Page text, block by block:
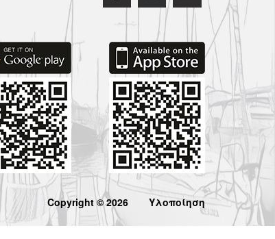
Copyright © 2026 Υλοποίηση